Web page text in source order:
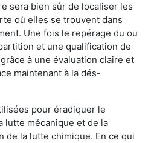
sera bien sûr de localiser les
où elles se trouvent dans
Une fois le repérage du ou
et une qualification de
à une évaluation claire et
maintenant à la dés-
pour éradiquer le
lutte mécanique et de la
de la lutte chimique. En ce qui